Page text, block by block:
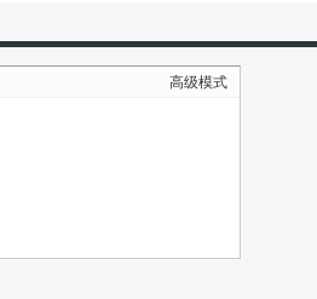
高级模式